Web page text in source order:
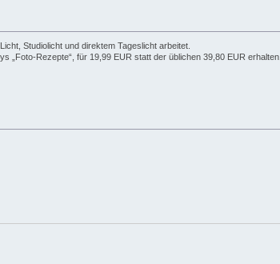
Studiolicht und direktem Tageslicht arbeitet.
„Foto-Rezepte“, für 19,99 EUR statt der üblichen 39,80 EUR erhalten.